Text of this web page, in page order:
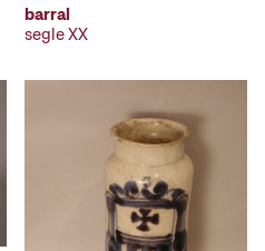
barral
segle XX